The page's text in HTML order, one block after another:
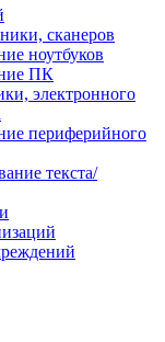
сканеров
ноутбуков
ПК
электронного
периферийного
текста/